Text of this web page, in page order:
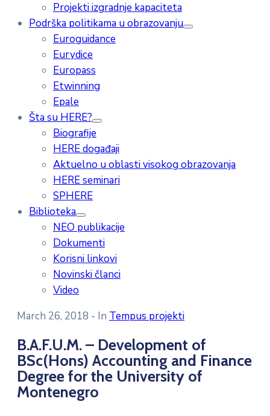
Projekti izgradnje kapaciteta
Podrška politikama u obrazovanju
Euroguidance
Eurydice
Europass
Etwinning
Epale
Šta su HERE?
Biografije
HERE događaji
Aktuelno u oblasti visokog obrazovanja
HERE seminari
SPHERE
Biblioteka
NEO publikacije
Dokumenti
Korisni linkovi
Novinski članci
Video
March 26, 2018 - In Tempus projekti
B.A.F.U.M. – Development of
BSc(Hons) Accounting and Finance
Degree for the University of
Montenegro